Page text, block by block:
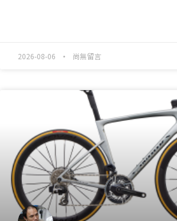
2026-08-06 尚無留言